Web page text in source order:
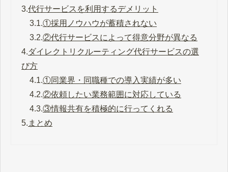
3.代行サービスを利用するデメリット
3.1.①採用ノウハウが蓄積されない
3.2.②代行サービスによって得意分野が異なる
4.ダイレクトリクルーティング代行サービスの選
び方
4.1.①同業界・同職種での導入実績が多い
4.2.②依頼したい業務範囲に対応している
4.3.③情報共有を積極的に行ってくれる
5. まとめ